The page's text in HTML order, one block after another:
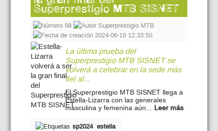
Superprestigio MTB SISNET
98
Superprestigio MTB
2024-06-19 12:33:50
La última prueba del
Superprestigio MTB SISNET se
volverá a celebrar en la sede más
fiel al...
El Superprestigio MTB SISNET llega a
Estella-Lizarra con las generales
masculina y femenina aún... Leer más
sp2024 estella